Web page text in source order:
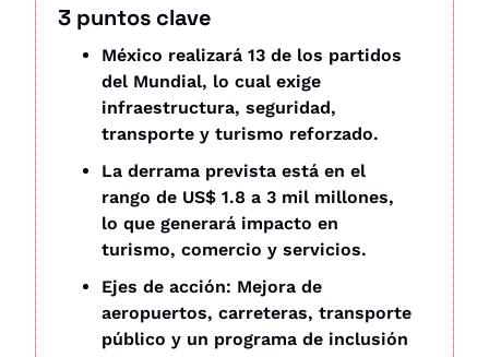
3 puntos clave
México realizará 13 de los partidos
del Mundial, lo cual exige
infraestructura, seguridad,
transporte y turismo reforzado.
La derrama prevista está en el
rango de US$ 1.8 a 3 mil millones,
lo que generará impacto en
turismo, comercio y servicios.
Ejes de acción: Mejora de
aeropuertos, carreteras, transporte
público y un programa de inclusión